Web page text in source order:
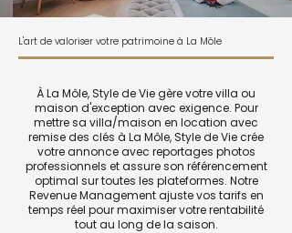
L'art de valoriser votre patrimoine à La Môle
À La Môle, Style de Vie gère votre villa ou
maison d'exception avec exigence. Pour
mettre sa villa/maison en location avec
remise des clés à La Môle, Style de Vie crée
votre annonce avec reportages photos
professionnels et assure son référencement
optimal sur toutes les plateformes. Notre
Revenue Management ajuste vos tarifs en
temps réel pour maximiser votre rentabilité
tout au long de la saison.